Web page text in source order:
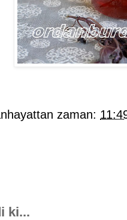
zaman:
ki...